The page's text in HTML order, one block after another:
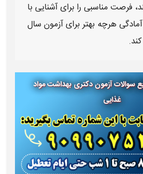
فرصت مناسبی را برای آشنایی با
هرچه بهتر برایآزمون سال
سوالات آزمون دکتری بهداشت مواد
غذایی